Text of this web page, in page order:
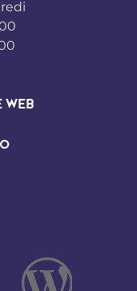
WEB